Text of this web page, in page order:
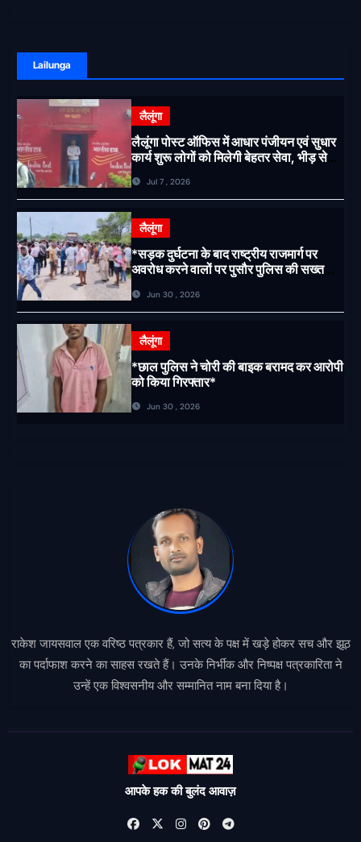
Lailunga
लैलूंगा
लैलूंगा पोस्ट ऑफिस में आधार पंजीयन एवं सुधार
कार्य शुरू लोगों को मिलेगी बेहतर सेवा, भीड़ से
Jul 7 , 2026
लैलूंगा
*सड़क दुर्घटना के बाद राष्ट्रीय राजमार्ग पर
अवरोध करने वालों पर पुसौर पुलिस की सख्त
Jun 30 , 2026
लैलूंगा
*छाल पुलिस ने चोरी की बाइक बरामद कर आरोपी
को किया गिरफ्तार*
Jun 30 , 2026
राकेश जायसवाल एक वरिष्ठ पत्रकार हैं, जो सत्य के पक्ष में खड़े होकर सच और झूठ
का पर्दाफाश करने का साहस रखते हैं। उनके निर्भीक और निष्पक्ष पत्रकारिता ने
उन्हें एक विश्वसनीय और सम्मानित नाम बना दिया है।
आपके हक की बुलंद आवाज़